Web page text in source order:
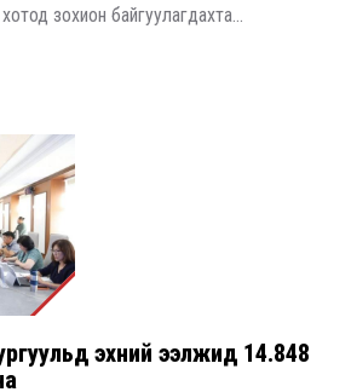
зохион байгуулагдахта...
эхний ээлжид 14.848